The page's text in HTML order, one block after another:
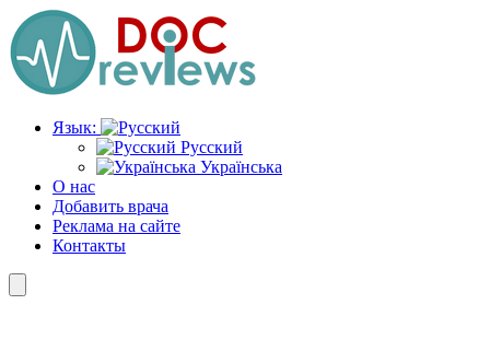
Перейти
к
содержимому
Язык:
Русский
Українська
О нас
Добавить врача
Реклама на сайте
Контакты